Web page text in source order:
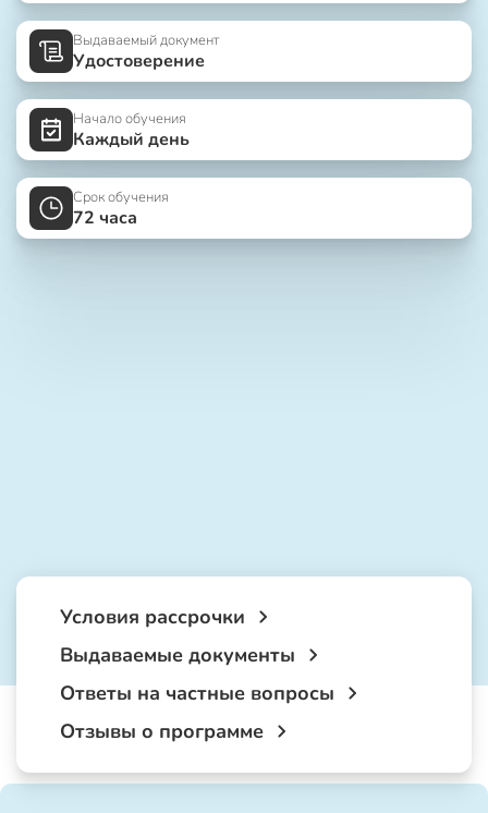
Выдаваемый документ
Удостоверение
Начало обучения
Каждый день
Срок обучения
72 часа
Условия рассрочки
Выдаваемые документы
Ответы на частные вопросы
Отзывы о программе